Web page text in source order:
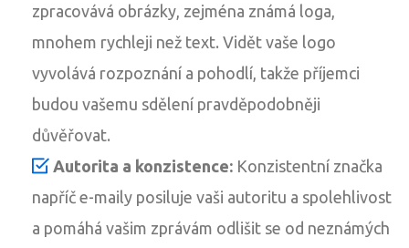
zpracovává obrázky, zejména známá loga,
mnohem rychleji než text. Vidět vaše logo
vyvolává rozpoznání a pohodlí, takže příjemci
budou vašemu sdělení pravděpodobněji
důvěřovat.
Autorita a konzistence: Konzistentní značka
napříč e-maily posiluje vaši autoritu a spolehlivost
a pomáhá vašim zprávám odlišit se od neznámých